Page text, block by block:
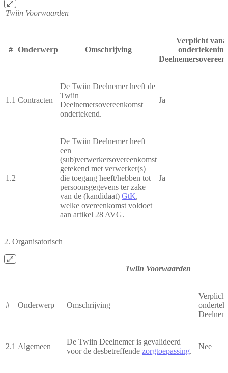
Twiin Voorwaarden
# Onderwerp Omschrijving
Verplicht
ondertekening
1.1 Contracten
De Twiin Deelnemer heeft de
Twiin
Deelnemersovereenkomst
ondertekend.
Ja
1.2
De Twiin Deelnemer heeft
een
(sub)verwerkersovereenkomst
getekend met verwerker(s)
die toegang heeft/hebben tot
persoonsgegevens ter zake
van de (kandidaat) GtK,
welke overeenkomst voldoet
aan artikel 28 AVG.
Ja
2. Organisatorisch
Twiin Voorwaarden
# Onderwerp Omschrijving
2.1 Algemeen
De Twiin Deelnemer is gevalideerd
voor de desbetreffende zorgtoepassing.
Nee